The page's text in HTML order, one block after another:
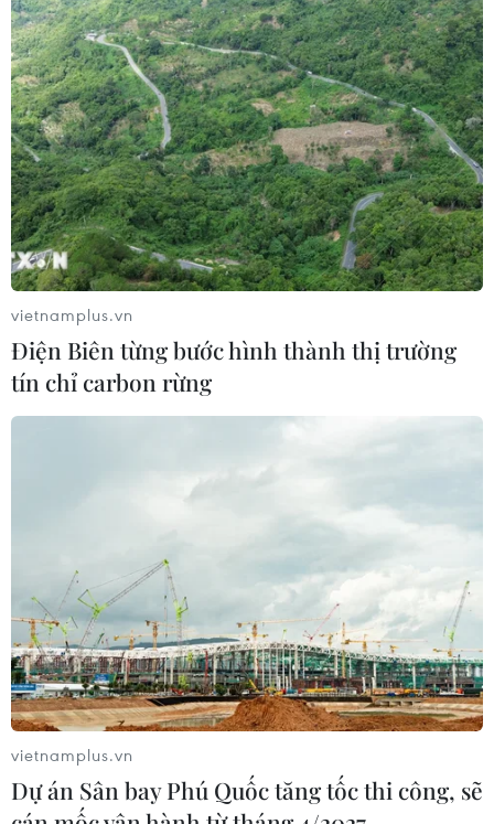
vietnamplus.vn
Điện Biên từng bước hình thành thị trường
tín chỉ carbon rừng
vietnamplus.vn
Dự án Sân bay Phú Quốc tăng tốc thi công, sẽ